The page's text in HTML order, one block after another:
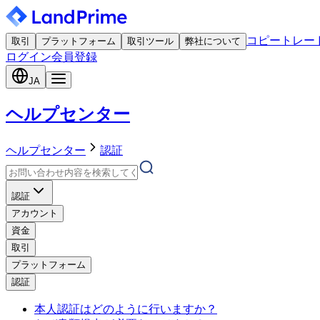
取引 プラットフォーム 取引ツール 弊社について コピートレー
ログイン会員登録
JA
ヘルプセンター
ヘルプセンター 認証
認証
アカウント
資金
取引
プラットフォーム
認証
本人認証はどのように行いますか？